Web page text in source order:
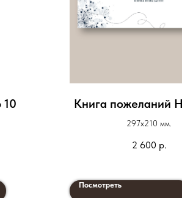
Книга пожеланий
297х210 мм.
2 600 р.
Посмотреть